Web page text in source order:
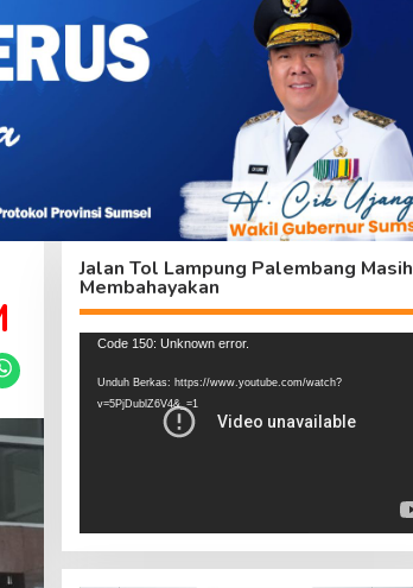
Jalan Tol Lampung Palembang Masih
Membahayakan
Pemutar
Code 150: Unknown error.
Unduh Berkas: https://www.youtube.com/watch?
v=5PjDublZ6V4&_=1